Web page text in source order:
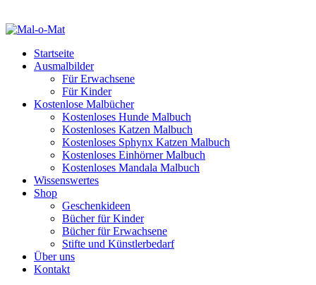
Startseite
Ausmalbilder
Für Erwachsene
Für Kinder
Kostenlose Malbücher
Kostenloses Hunde Malbuch
Kostenloses Katzen Malbuch
Kostenloses Sphynx Katzen Malbuch
Kostenloses Einhörner Malbuch
Kostenloses Mandala Malbuch
Wissenswertes
Shop
Geschenkideen
Bücher für Kinder
Bücher für Erwachsene
Stifte und Künstlerbedarf
Über uns
Kontakt